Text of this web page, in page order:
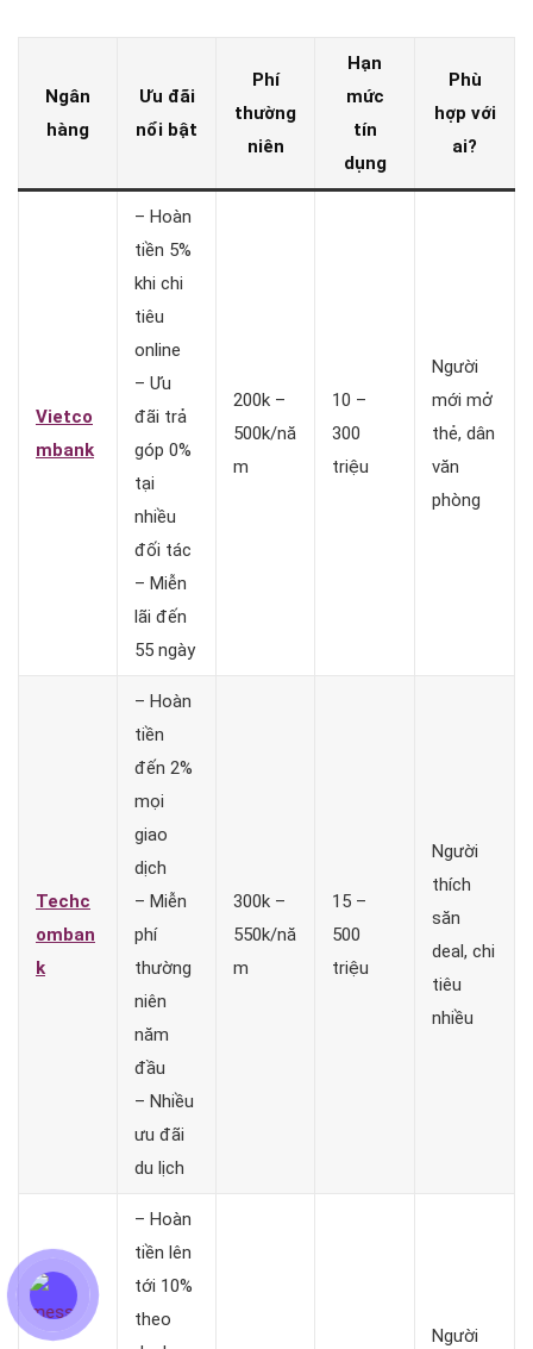
Ngân
hàng
Ưu đãi
nổi bật
Phí
thường
niên
Hạn
mức
tín
dụng
Phù
hợp với
ai?
Vietco
mbank
– Hoàn
tiền 5%
khi chi
tiêu
online
– Ưu
đãi trả
góp 0%
tại
nhiều
đối tác
– Miễn
lãi đến
55 ngày
200k –
500k/nă
m
10 –
300
triệu
Người
mới mở
thẻ, dân
văn
phòng
Techc
omban
k
– Hoàn
tiền
đến 2%
mọi
giao
dịch
– Miễn
phí
thường
niên
năm
đầu
– Nhiều
ưu đãi
du lịch
300k –
550k/nă
m
15 –
500
triệu
Người
thích
săn
deal, chi
tiêu
nhiều
– Hoàn
tiền lên
tới 10%
theo
Người